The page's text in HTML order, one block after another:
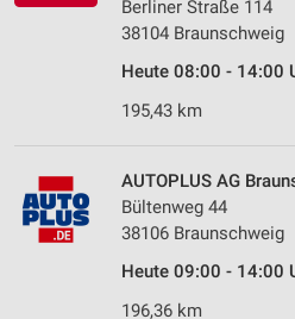
Berliner Straße 114
38104 Braunschweig
Heute 08:00 - 14:00
195,43 km
AUTOPLUS AG
Bültenweg 44
38106 Braunschweig
Heute 09:00 - 14:00
196,36 km